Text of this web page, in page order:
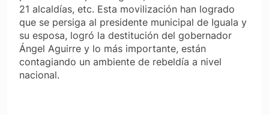
21 alcaldías, etc. Esta movilización han logrado
que se persiga al presidente municipal de Iguala y
su esposa, logró la destitución del gobernador
Ángel Aguirre y lo más importante, están
contagiando un ambiente de rebeldía a nivel
nacional.